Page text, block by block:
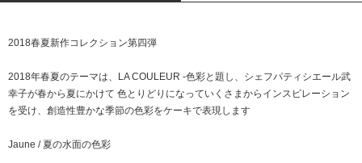
2018春夏新作コレクション第四弾
2018年春夏のテーマは、LA COULEUR -色彩と題し、シェフパティシエール武
幸子が春から夏にかけて 色とりどりになっていくさまからインスピレーション
を受け、創造性豊かな季節の色彩をケーキで表現します
Jaune / 夏の水面の色彩